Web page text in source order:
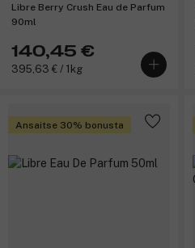
Libre Berry Crush Eau de Parfum
90ml
140,45 €
395,63 € / 1kg
Ansaitse 30% bonusta